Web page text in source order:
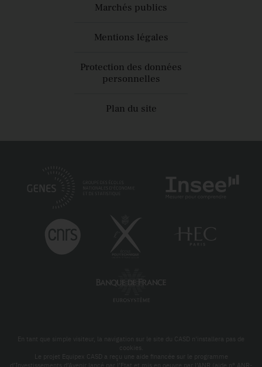
Marchés publics
Mentions légales
Protection des données
personnelles
Plan du site
En tant que simple visiteur, la navigation sur le site du CASD n'installera pas de
cookies.
Le projet Equipex CASD a reçu une aide financée sur le programme
d’Investissements d’Avenir lancé par l’Etat et mis en oeuvre par l’ANR (aide n° ANR-